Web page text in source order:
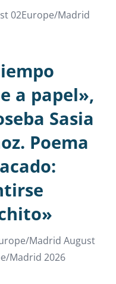
02Europe/Madrid
a papel»,
Sasia
Poema
Madrid August
Madrid 2026